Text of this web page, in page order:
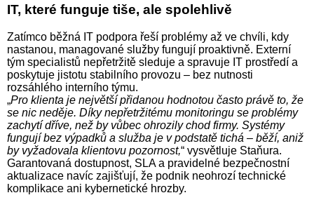
IT, které funguje tiše, ale spolehlivě
Zatímco běžná IT podpora řeší problémy až ve chvíli, kdy
nastanou, managované služby fungují proaktivně. Externí
tým specialistů nepřetržitě sleduje a spravuje IT prostředí a
poskytuje jistotu stabilního provozu – bez nutnosti
rozsáhlého interního týmu.
„Pro klienta je největší přidanou hodnotou často právě to, že
se nic neděje. Díky nepřetržitému monitoringu se problémy
zachytí dříve, než by vůbec ohrozily chod firmy. Systémy
fungují bez výpadků a služba je v podstatě tichá – běží, aniž
by vyžadovala klientovu pozornost,“ vysvětluje Staňura.
Garantovaná dostupnost, SLA a pravidelné bezpečnostní
aktualizace navíc zajišťují, že podnik neohrozí technické
komplikace ani kybernetické hrozby.